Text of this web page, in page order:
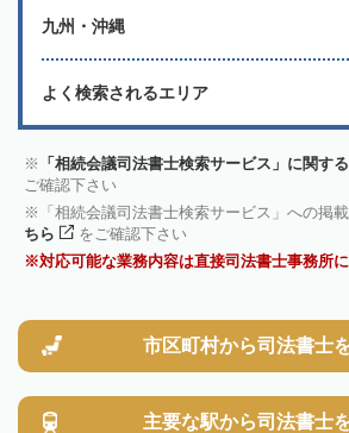
九州・沖縄
よく検索されるエリア
「相続会議司法書士検索サービス」に関す
ご確認下さい
「相続会議司法書士検索サービス」への掲
ちら
をご確認下さい
対応可能な業務内容は直接司法書士事務所
市区町村から司法書士
主要な駅から司法書士